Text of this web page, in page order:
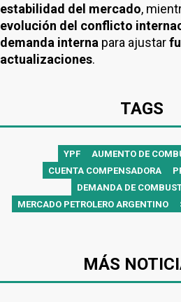
estabilidad del mercado,
evolución del conflicto
demanda interna para ajustar
actualizaciones.
TAGS
YPF
AUMENTO DE
CUENTA COMPENSADORA
DEMANDA DE
MERCADO PETROLERO ARGENTINO
MÁS